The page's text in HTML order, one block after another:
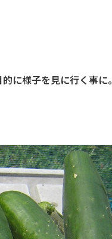
に様子を見に行く事に。